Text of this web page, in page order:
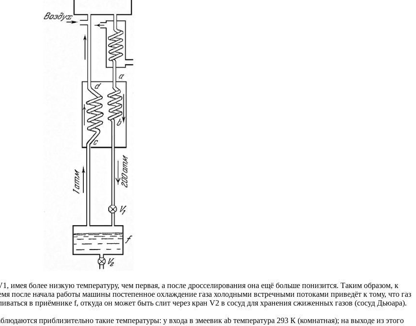
имея более низкую температуру, чем первая, а после дросселирования она ещё больше понизится. Таким образом, к
после начала работы машины постепенное охлаждение газа холодными встречными потоками приведёт к тому, что газ
в приёмнике f, откуда он может быть слит через кран V2 в сосуд для хранения сжиженных газов (сосуд Дьюара).
приблизительно такие температуры: у входа в змеевик ab температура 293 К (комнатная); на выходе из этого